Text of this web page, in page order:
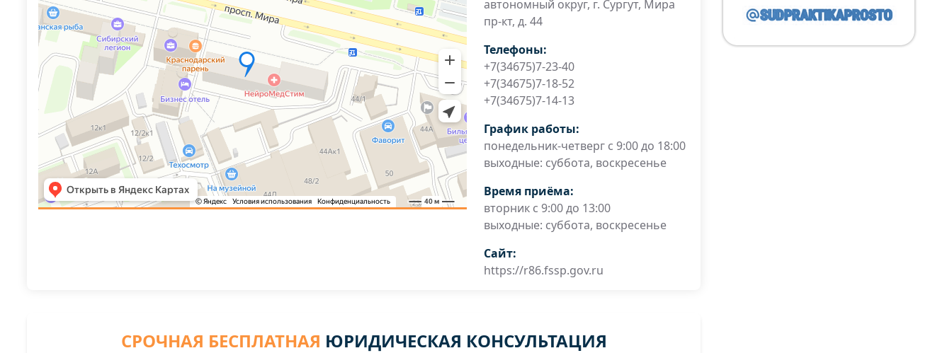
автономный округ, г. Сургут, Мира
пр-кт, д. 44
Телефоны:
+7(34675)7-23-40
+7(34675)7-18-52
+7(34675)7-14-13
График работы:
понедельник-четверг с 9:00 до 18:00
выходные: суббота, воскресенье
Время приёма:
вторник с 9:00 до 13:00
выходные: суббота, воскресенье
Сайт:
https://r86.fssp.gov.ru
СРОЧНАЯ БЕСПЛАТНАЯ ЮРИДИЧЕСКАЯ КОНСУЛЬТАЦИЯ